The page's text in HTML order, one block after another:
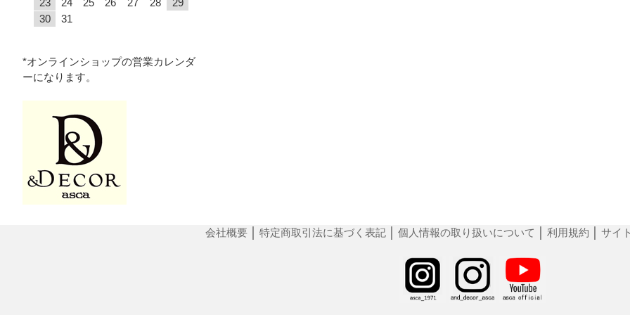
23
24 25 26 27 28
29
30
31
*オンラインショップの営業カレンダ
ーになります。
会社概要 特定商取引法に基づく表記 個人情報の取り扱いについて 利用規約 サイ